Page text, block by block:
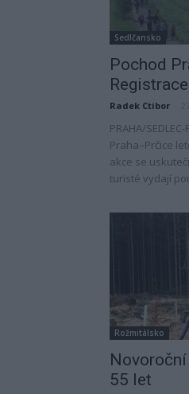
Sedlčansko
Pochod
Radek Ctibor
PRAHA/
Praha–Prčice
akce se
turisté vydají
Rožmitálsko
55 let